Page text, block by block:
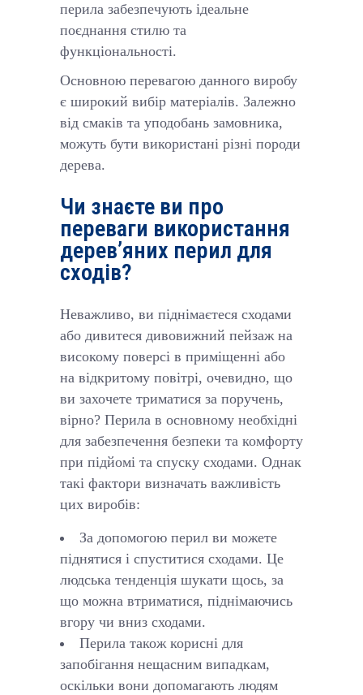
перила забезпечують ідеальне
поєднання стилю та
функціональності.
Основною перевагою данного виробу
є широкий вибір матеріалів. Залежно
від смаків та уподобань замовника,
можуть бути використані різні породи
дерева.
Чи знаєте ви про
переваги використання
дерев’яних перил для
сходів?
Неважливо, ви піднімаєтеся сходами
або дивитеся дивовижний пейзаж на
високому поверсі в приміщенні або
на відкритому повітрі, очевидно, що
ви захочете триматися за поручень,
вірно? Перила в основному необхідні
для забезпечення безпеки та комфорту
при підйомі та спуску сходами. Однак
такі фактори визначать важливість
цих виробів:
За допомогою перил ви можете
піднятися і спуститися сходами. Це
людська тенденція шукати щось, за
що можна втриматися, піднімаючись
вгору чи вниз сходами.
Перила також корисні для
запобігання нещасним випадкам,
оскільки вони допомагають людям